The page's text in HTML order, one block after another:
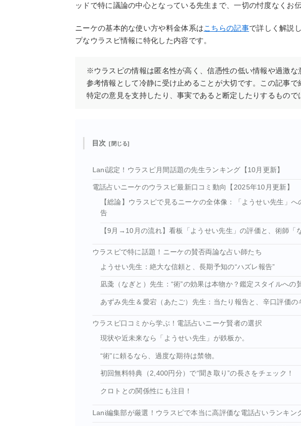
ッドで特に議論の中心となっている先生まで、一切の忖度なくお伝
ニーケの基本的な使い方や料金体系はこちらの記事で詳しく解説
プなウラスピ情報に特化した内容です。
※ウラスピの情報は匿名性が高く、信憑性の低い情報や過激
参考情報として冷静に受け止めることが大切です。この記事
特定の意見を支持したり、事実であると断定したりするもので
目次
Lani認定！ウラスピ月間話題の先生ランキング【10月更新】
電話占いニーケのウラスピ最新口コミ動向【2025年10月更新】
【総論】ウラスピで見るニーケの全体像：「ようせい先生」
告
【9月→10月の流れ】看板「ようせい先生」の評価と、術師「
ウラスピで特に話題！ニーケの賛否両論な占い師たち
ようせい先生：絶大な信頼と、長期予知の“ハズレ報告”
凪戔（なぎと）先生：“術”の効果は本物か？鑑定スタイルへの
あずみ先生＆愛宕（あたご）先生：当たり報告と、辛口評価の
ウラスピ口コミから学ぶ！電話占いニーケ賢者の選択
現状や近未来なら「ようせい先生」が鉄板か。
“術”に頼るなら、過度な期待は禁物。
初回無料特典（2,400円分）で“聞き取り”の長さをチェック！
クロトとの関係性にも注目！
Lani編集部が厳選！ウラスピで本当に高評価な電話占いランキン